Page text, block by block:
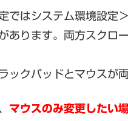
ではシステム環境設定
あります。両方スクロ
ックパッドとマウスが
マウスのみ変更した